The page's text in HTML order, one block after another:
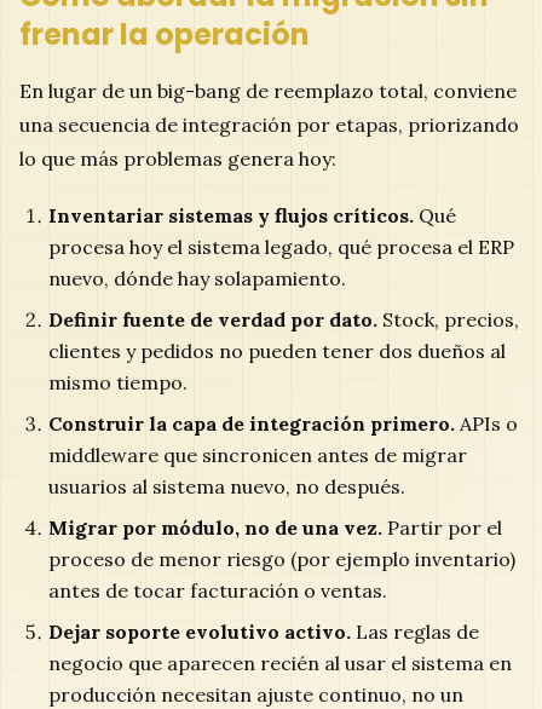
frenar la operación
En lugar de un big-bang de reemplazo total, conviene
una secuencia de integración por etapas, priorizando
lo que más problemas genera hoy:
Inventariar sistemas y flujos críticos. Qué
procesa hoy el sistema legado, qué procesa el ERP
nuevo, dónde hay solapamiento.
Definir fuente de verdad por dato. Stock, precios,
clientes y pedidos no pueden tener dos dueños al
mismo tiempo.
Construir la capa de integración primero. APIs o
middleware que sincronicen antes de migrar
usuarios al sistema nuevo, no después.
Migrar por módulo, no de una vez. Partir por el
proceso de menor riesgo (por ejemplo inventario)
antes de tocar facturación o ventas.
Dejar soporte evolutivo activo. Las reglas de
negocio que aparecen recién al usar el sistema en
producción necesitan ajuste continuo, no un